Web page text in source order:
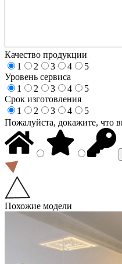
Качество продукции
1
2 3 4
5
Уровень сервиса
1
2 3 4
5
Срок изготовления
1
2 3 4
5
Пожалуйста, докажите, что
Похожие модели